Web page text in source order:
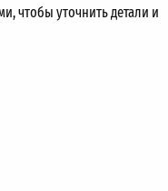
чтобы уточнить детали и